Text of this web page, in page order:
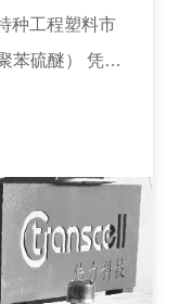
种工程塑料市
苯硫醚） 凭借
特种工程塑
更有 “塑料黄